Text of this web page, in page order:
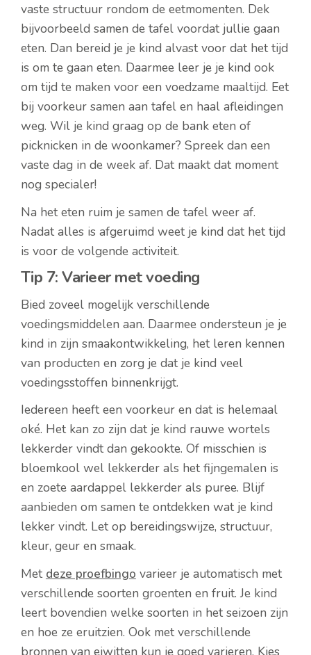
vaste structuur rondom de eetmomenten. Dek
bijvoorbeeld samen de tafel voordat jullie gaan
eten. Dan bereid je je kind alvast voor dat het tijd
is om te gaan eten. Daarmee leer je je kind ook
om tijd te maken voor een voedzame maaltijd. Eet
bij voorkeur samen aan tafel en haal afleidingen
weg. Wil je kind graag op de bank eten of
picknicken in de woonkamer? Spreek dan een
vaste dag in de week af. Dat maakt dat moment
nog specialer!
Na het eten ruim je samen de tafel weer af.
Nadat alles is afgeruimd weet je kind dat het tijd
is voor de volgende activiteit.
Tip 7: Varieer met voeding
Bied zoveel mogelijk verschillende
voedingsmiddelen aan. Daarmee ondersteun je je
kind in zijn smaakontwikkeling, het leren kennen
van producten en zorg je dat je kind veel
voedingsstoffen binnenkrijgt.
Iedereen heeft een voorkeur en dat is helemaal
oké. Het kan zo zijn dat je kind rauwe wortels
lekkerder vindt dan gekookte. Of misschien is
bloemkool wel lekkerder als het fijngemalen is
en zoete aardappel lekkerder als puree. Blijf
aanbieden om samen te ontdekken wat je kind
lekker vindt. Let op bereidingswijze, structuur,
kleur, geur en smaak.
Met deze proefbingo varieer je automatisch met
verschillende soorten groenten en fruit. Je kind
leert bovendien welke soorten in het seizoen zijn
en hoe ze eruitzien. Ook met verschillende
bronnen van eiwitten kun je goed varieren. Kies